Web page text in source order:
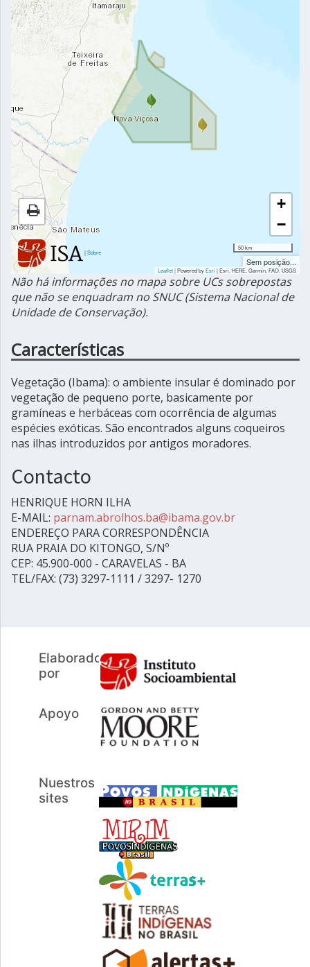
|Sobre
+
−
50 km
Sem posição...
Leaflet| Powered byEsri|Esri, HERE, Garmin, FAO, USGS
Não há informações no mapa sobre UCs sobrepostas
que não se enquadram no SNUC (Sistema Nacional de
Unidade de Conservação).
Características
Vegetação (Ibama): o ambiente insular é dominado por
vegetação de pequeno porte, basicamente por
gramíneas e herbáceas com ocorrência de algumas
espécies exóticas. São encontrados alguns coqueiros
nas ilhas introduzidos por antigos moradores.
Contacto
HENRIQUE HORN ILHA
E-MAIL: parnam.abrolhos.ba@ibama.gov.br
ENDEREÇO PARA CORRESPONDÊNCIA
RUA PRAIA DO KITONGO, S/Nº
CEP: 45.900-000 - CARAVELAS - BA
TEL/FAX: (73) 3297-1111 / 3297- 1270